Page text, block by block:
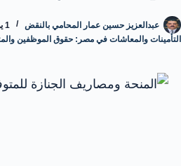
عبدالعزيز حسين عمار المحامي بالنقض
1 يوليو، 2022
التأمينات والمعاشات في مصر: حقوق الموظفين